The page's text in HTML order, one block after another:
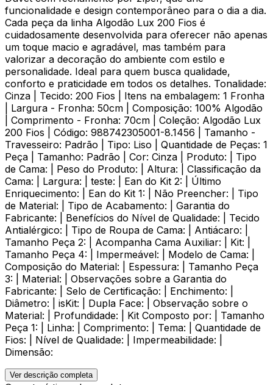
funcionalidade e design contemporâneo para o dia a dia.
Cada peça da linha Algodão Lux 200 Fios é
cuidadosamente desenvolvida para oferecer não apenas
um toque macio e agradável, mas também para
valorizar a decoração do ambiente com estilo e
personalidade. Ideal para quem busca qualidade,
conforto e praticidade em todos os detalhes. Tonalidade:
Cinza | Tecido: 200 Fios | Itens na embalagem: 1 Fronha
| Largura - Fronha: 50cm | Composição: 100% Algodão
| Comprimento - Fronha: 70cm | Coleção: Algodão Lux
200 Fios | Código: 988742305001-8.1456 | Tamanho -
Travesseiro: Padrão | Tipo: Liso | Quantidade de Peças: 1
Peça | Tamanho: Padrão | Cor: Cinza | Produto: | Tipo
de Cama: | Peso do Produto: | Altura: | Classificação da
Cama: | Largura: | teste: | Ean do Kit 2: | Último
Enriquecimento: | Ean do Kit 1: | Não Preencher: | Tipo
de Material: | Tipo de Acabamento: | Garantia do
Fabricante: | Benefícios do Nível de Qualidade: | Tecido
Antialérgico: | Tipo de Roupa de Cama: | Antiácaro: |
Tamanho Peça 2: | Acompanha Cama Auxiliar: | Kit: |
Tamanho Peça 4: | Impermeável: | Modelo de Cama: |
Composição do Material: | Espessura: | Tamanho Peça
3: | Material: | Observações sobre a Garantia do
Fabricante: | Selo de Certificação: | Enchimento: |
Diâmetro: | isKit: | Dupla Face: | Observação sobre o
Material: | Profundidade: | Kit Composto por: | Tamanho
Peça 1: | Linha: | Comprimento: | Tema: | Quantidade de
Fios: | Nível de Qualidade: | Impermeabilidade: |
Dimensão:
Ver descrição completa